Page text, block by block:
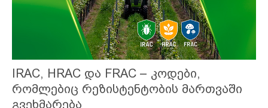
IRAC, HRAC და FRAC – კოდები,
რომლებიც რეზისტენტობის მართვაში
გვეხმარება